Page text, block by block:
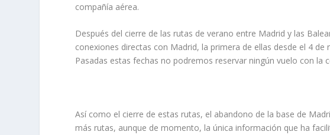
compañía aérea.
Después del cierre de las rutas de verano entre Madrid y las
conexiones directas con Madrid, la primera de ellas desde el 4
Pasadas estas fechas no podremos reservar ningún vuelo con la
Así como el cierre de estas rutas, el abandono de la base de
más rutas, aunque de momento, la única información que ha